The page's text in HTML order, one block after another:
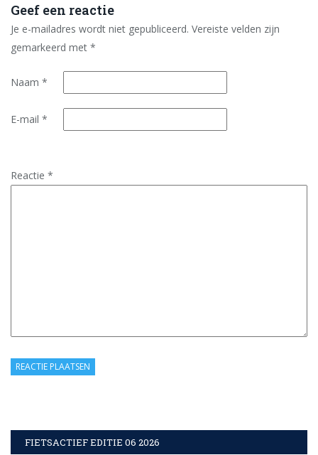
Geef een reactie
Je e-mailadres wordt niet gepubliceerd. Vereiste velden zijn
gemarkeerd met *
Naam *
E-mail *
Reactie *
FIETSACTIEF EDITIE 06 2026